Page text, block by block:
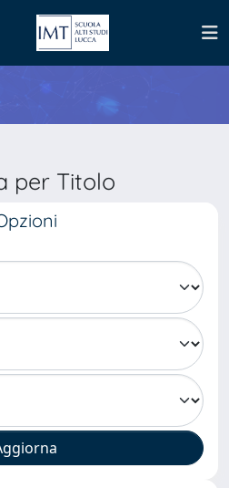
per Titolo